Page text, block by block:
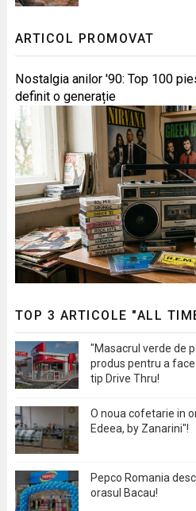
ARTICOL PROMOVAT
Nostalgia anilor '90: Top 100
definit o generație
TOP 3 ARTICOLE "ALL
"Masacrul verde de
produs pentru a
tip Drive Thru!
O noua cofetarie in
Edeea, by Zanarini"!
Pepco Romania
orasul Bacau!